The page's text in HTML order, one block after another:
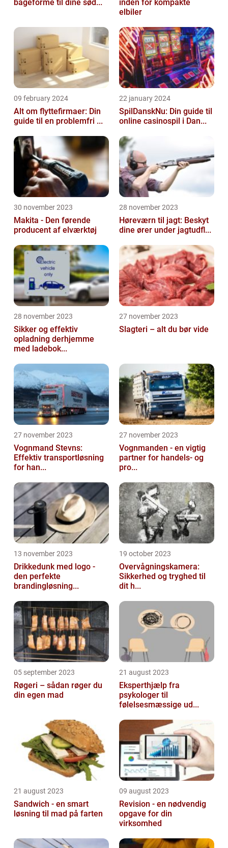
bageforme til dine sød...
inden for kompakte
elbiler
09 february 2024
Alt om flyttefirmaer: Din
guide til en problemfri ...
22 january 2024
SpilDanskNu: Din guide til
online casinospil i Dan...
30 november 2023
Makita - Den førende
producent af elværktøj
28 november 2023
Høreværn til jagt: Beskyt
dine ører under jagtudfl...
28 november 2023
Sikker og effektiv
opladning derhjemme
med ladebok...
27 november 2023
Slagteri – alt du bør vide
27 november 2023
Vognmand Stevns:
Effektiv transportløsning
for han...
27 november 2023
Vognmanden - en vigtig
partner for handels- og
pro...
13 november 2023
Drikkedunk med logo -
den perfekte
brandingløsning...
19 october 2023
Overvågningskamera:
Sikkerhed og tryghed til
dit h...
05 september 2023
Røgeri – sådan røger du
din egen mad
21 august 2023
Eksperthjælp fra
psykologer til
følelsesmæssige ud...
21 august 2023
Sandwich - en smart
løsning til mad på farten
09 august 2023
Revision - en nødvendig
opgave for din
virksomhed